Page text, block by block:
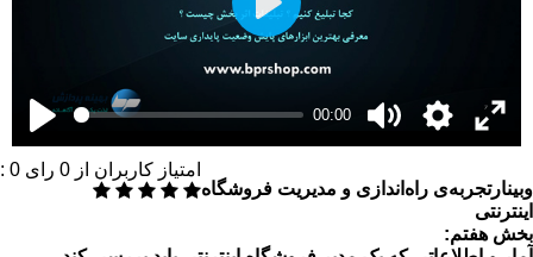
00:00
Play
امتیاز کاربران از 0 رای 0
:
وبینارتجربه‌ی راه‌اندازی و مدیریت فروشگاه
اینترنتی
بخش هفتم: